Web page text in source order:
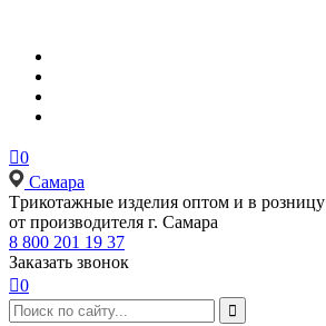
0
Самара
Tрикотажные изделия оптом и в розницу
от производителя г. Самара
8 800 201 19 37
Заказать звонок
0
